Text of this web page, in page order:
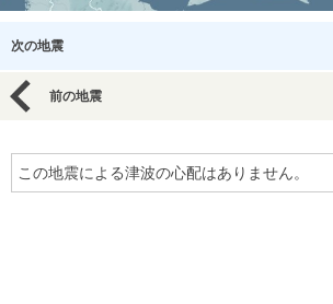
次の地震
前の地震
この地震による津波の心配はありません。